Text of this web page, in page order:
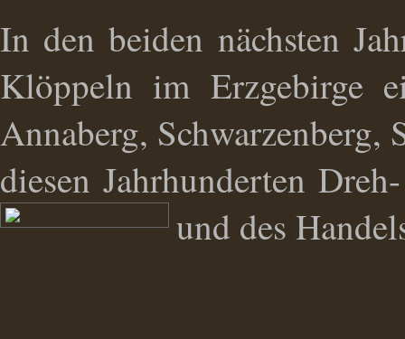
In den beiden nächsten
Klöppeln im Erzgebirge
Annaberg, Schwarzenberg,
diesen Jahrhunderten
und des